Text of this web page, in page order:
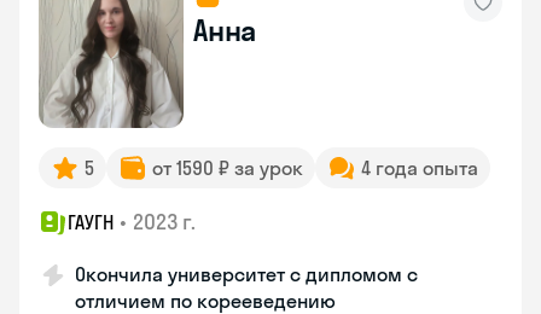
Анна
5 от 1590 ₽ за урок 4 года опыта
ГАУГН • 2023 г.
Окончила университет с дипломом с
отличием по корееведению